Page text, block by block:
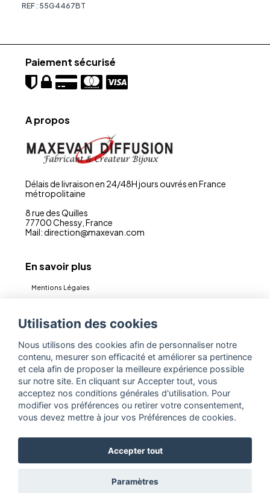
REF : 55G4467BT
Paiement sécurisé
A propos
Délais de livraison en 24/48H jours ouvrés en France
métropolitaine
8 rue des Quilles
77700 Chessy, France
Mail: direction@maxevan.com
En savoir plus
Mentions Légales
Politique de confidentialité (RGPD)
Contact
Espace Pro
Fabriquant et créateur de bijoux
Grossiste en bijoux Argent massif 925
Grossiste en bijoux Plaqué OR
Utilisation des cookies
Nous utilisons des cookies afin de personnaliser notre
contenu, mesurer son efficacité et améliorer sa pertinence
et cela afin de proposer la meilleure expérience possible
sur notre site. En cliquant sur Accepter tout, vous
acceptez nos conditions générales d'utilisation. Pour
modifier vos préférences ou retirer votre consentement,
vous devez mettre à jour vos Préférences de cookies.
Accepter tout
Paramètres